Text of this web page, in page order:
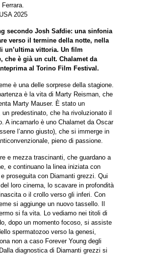
2025
secondo Josh Safdie: una sinfonia
verso il termine della notte, nella
un’ultima vittoria. Un film
che è già un cult. Chalamet da
al Torino Film Festival.
è una delle sorprese della stagione.
è la vita di Marty Reisman, che
Marty Mauser. È stato un
predestinato, che ha rivoluzionato il
A incarnarlo è uno Chalamet da Oscar
l’anno giusto), che si immerge in
pieno di passione.
e mezza trascinanti, che guardano a
e continuano la linea iniziata con
proseguita con Diamanti grezzi. Qui
loro cinema, lo scavare in profondità
o il crollo verso gli inferi. Con
si aggiunge un nuovo tassello. Il
si fa vita. Lo vediamo nei titoli di
dopo un momento focoso, si assiste
spermatozoo verso la genesi,
non a caso Forever Young degli
diagnostica di Diamanti grezzi si